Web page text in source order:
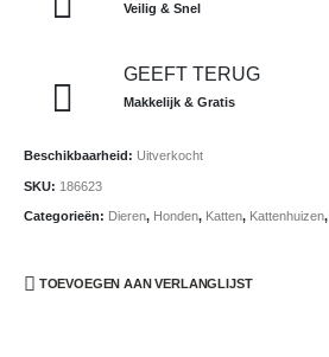
Veilig & Snel
GEEFT TERUG
Makkelijk & Gratis
Beschikbaarheid: Uitverkocht
SKU: 186623
Categorieën: Dieren, Honden, Katten, Kattenhuizen,
TOEVOEGEN AAN VERLANGLIJST